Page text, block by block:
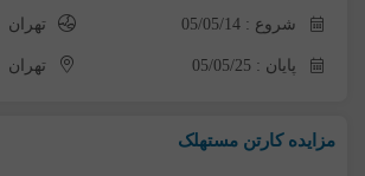
شروع : 05/05/14 تهران
پایان : 05/05/25 تهران
مزایده کارتن مستهلک